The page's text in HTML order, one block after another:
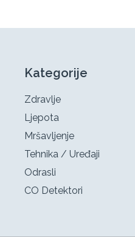
Kategorije
Zdravlje
Ljepota
Mršavljenje
Tehnika / Uređaji
Odrasli
CO Detektori